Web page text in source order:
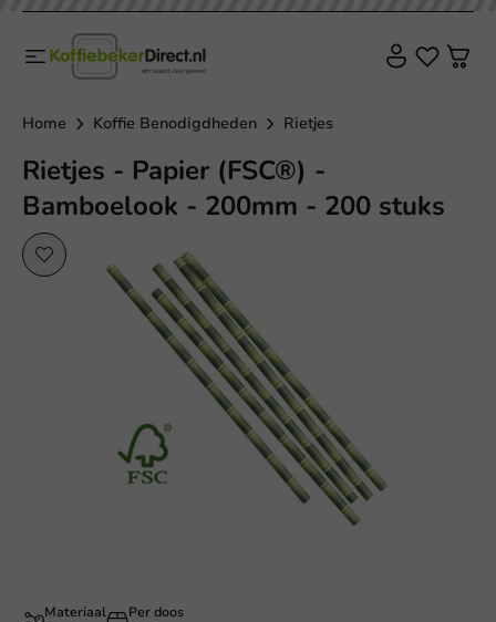
Home Koffie Benodigdheden Rietjes
Rietjes - Papier (FSC®) -
Bamboelook - 200mm - 200 stuks
Materiaal Per doos